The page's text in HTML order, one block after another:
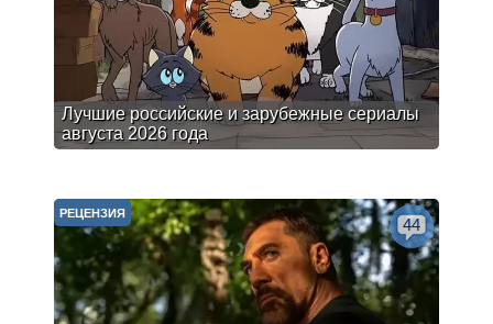
Лучшие российские и зарубежные сериалы
августа 2026 года
РЕЦЕНЗИЯ
44